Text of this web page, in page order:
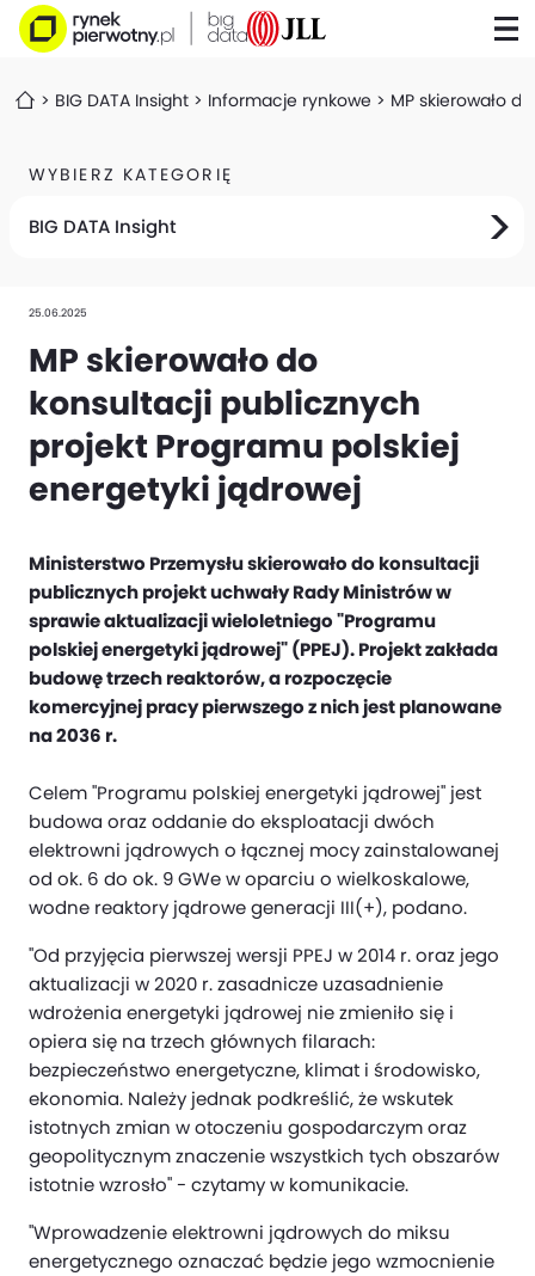
BIG DATA Insight Informacje rynkowe MP skierowało
WYBIERZ KATEGORIĘ
BIG DATA Insight
25.06.2025
MP skierowało do
konsultacji publicznych
projekt Programu polskiej
energetyki jądrowej
Ministerstwo Przemysłu skierowało do konsultacji
publicznych projekt uchwały Rady Ministrów w
sprawie aktualizacji wieloletniego "Programu
polskiej energetyki jądrowej" (PPEJ). Projekt zakłada
budowę trzech reaktorów, a rozpoczęcie
komercyjnej pracy pierwszego z nich jest planowane
na 2036 r.
Celem "Programu polskiej energetyki jądrowej" jest
budowa oraz oddanie do eksploatacji dwóch
elektrowni jądrowych o łącznej mocy zainstalowanej
od ok. 6 do ok. 9 GWe w oparciu o wielkoskalowe,
wodne reaktory jądrowe generacji III(+), podano.
"Od przyjęcia pierwszej wersji PPEJ w 2014 r. oraz jego
aktualizacji w 2020 r. zasadnicze uzasadnienie
wdrożenia energetyki jądrowej nie zmieniło się i
opiera się na trzech głównych filarach:
bezpieczeństwo energetyczne, klimat i środowisko,
ekonomia. Należy jednak podkreślić, że wskutek
istotnych zmian w otoczeniu gospodarczym oraz
geopolitycznym znaczenie wszystkich tych obszarów
istotnie wzrosło" - czytamy w komunikacie.
"Wprowadzenie elektrowni jądrowych do miksu
energetycznego oznaczać będzie jego wzmocnienie